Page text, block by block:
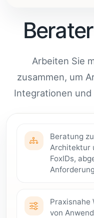
Arbeiten Sie
zusammen, um
Integrationen
Beratung
Architektur
FoxIDs,
Praxisnahe
von